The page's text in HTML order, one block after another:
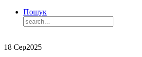
Пошук
18 Сер2025